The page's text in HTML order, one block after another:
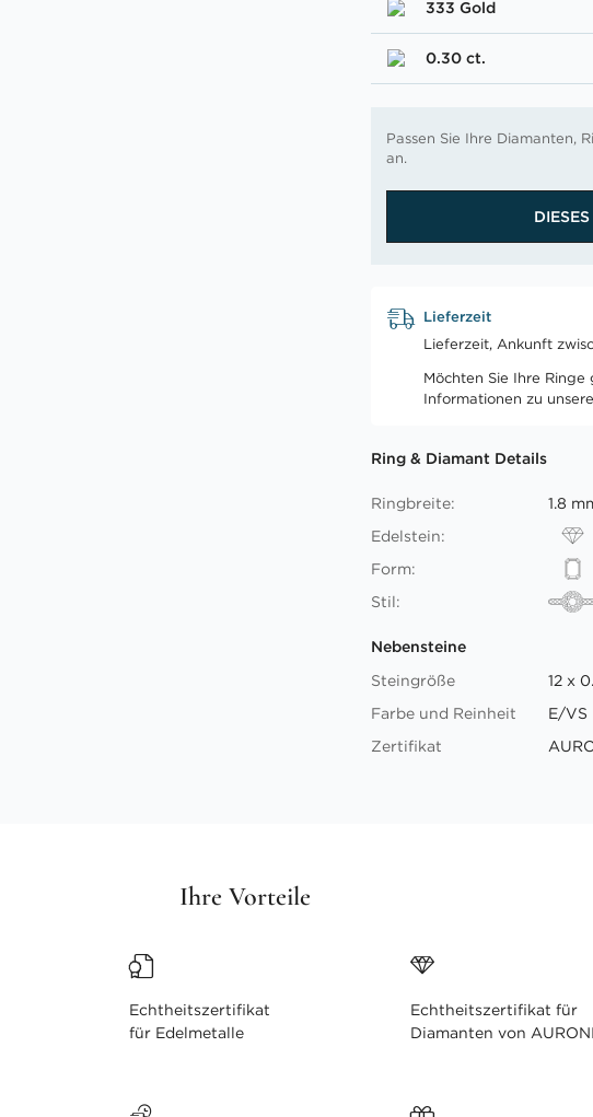
333 Gold
0.30 ct.
Passen Sie Ihre Diamanten,
an.
Lieferzeit
Lieferzeit, Ankunft
Möchten Sie Ihre
Informationen zu
Ring & Diamant Details
Ringbreite:
1.8
Edelstein:
Form:
Stil:
Nebensteine
Steingröße
12 x
Farbe und Reinheit
E/VS
Zertifikat
Ihre Vorteile
Echtheitszertifikat
für Edelmetalle
Echtheitszertifikat für
Diamanten von